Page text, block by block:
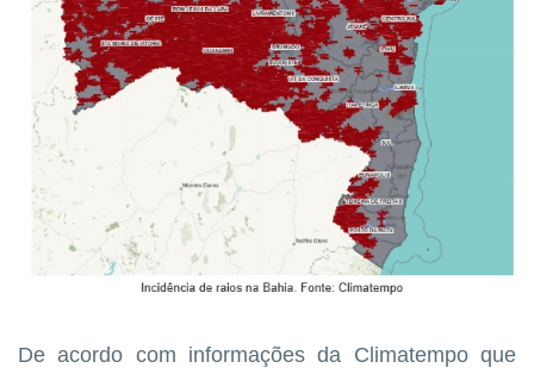
De acordo com informações da Climatempo que